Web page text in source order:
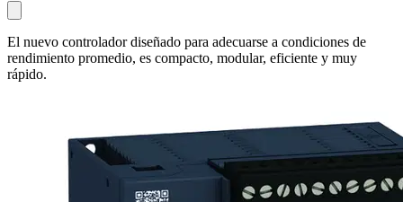
El nuevo controlador diseñado para adecuarse a condiciones de
rendimiento promedio, es compacto, modular, eficiente y muy
rápido.